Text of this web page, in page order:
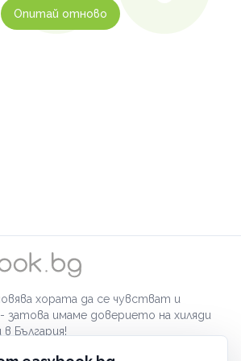
Опитай отново
хората да се чувстват и
затова имаме доверието на хиляди
България!